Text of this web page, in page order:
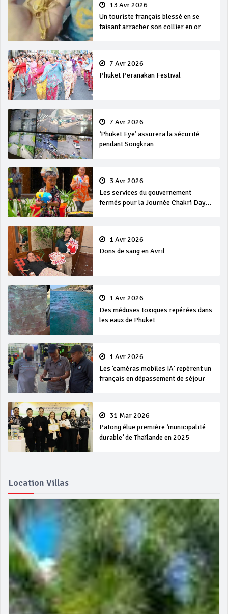
13 Avr 2026
Un touriste français blessé en se
faisant arracher son collier en or
7 Avr 2026
Phuket Peranakan Festival
7 Avr 2026
‘Phuket Eye’ assurera la sécurité
pendant Songkran
3 Avr 2026
Les services du gouvernement
fermés pour la Journée Chakri Day
1 Avr 2026
Dons de sang en Avril
1 Avr 2026
Des méduses toxiques repérées dans
les eaux de Phuket
1 Avr 2026
Les ‘caméras mobiles IA’ repèrent un
français en dépassement de séjour
31 Mar 2026
Patong élue première ‘municipalité
durable’ de Thaïlande en 2025
Location Villas